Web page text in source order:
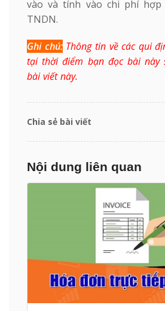
vào và tính vào chi phí
TNDN.
Ghi chú: Thông tin về các qui
tại thời điểm bạn đọc bài này
bài viết này.
Chia sẻ bài viết
Nội dung liên quan